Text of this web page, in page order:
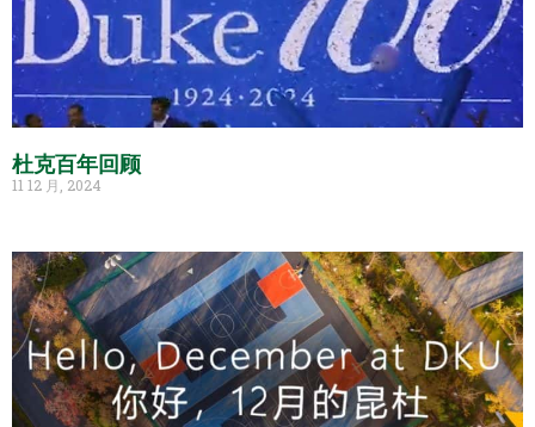
杜克百年回顾
11 12 月, 2024